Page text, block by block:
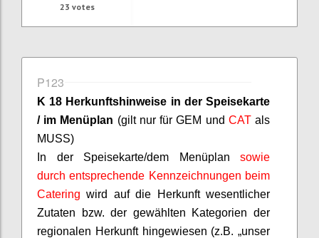
23 votes
P123
K 18 Herkunftshinweise in der Speisekarte
/ im Menüplan (gilt nur für GEM und CATals
MUSS)
In der Speisekarte/dem Menüplan sowie
durch entsprechende Kennzeichnungen beim
Catering wird auf die Herkunft wesentlicher
Zutaten bzw. der gewählten Kategorien der
regionalen Herkunft hingewiesen (z.B. „unser